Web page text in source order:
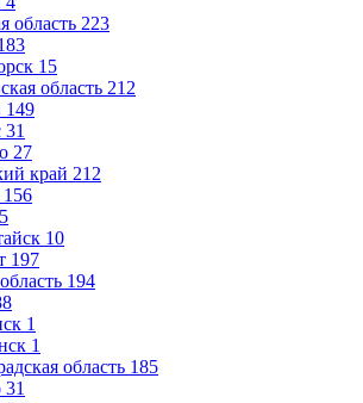
область 223
15
область 212
149
31
27
край 212
156
10
197
194
1
1
область 185
31